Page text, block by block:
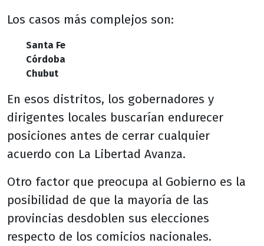
Los casos más complejos son:
Santa Fe
Córdoba
Chubut
En esos distritos, los gobernadores y
dirigentes locales buscarían endurecer
posiciones antes de cerrar cualquier
acuerdo con La Libertad Avanza.
Otro factor que preocupa al Gobierno es la
posibilidad de que la mayoría de las
provincias desdoblen sus elecciones
respecto de los comicios nacionales.